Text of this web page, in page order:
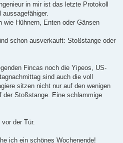
in mir ist das letzte Protokoll
wie Hühnern, Enten oder Gänsen
schon ausverkauft: Stoßstange oder
Fincas noch die Yipeos, US-
sind auch die voll
sitzen nicht nur auf den wenigen
der Stoßstange. Eine schlammige
der Tür.
ich ein schönes Wochenende!